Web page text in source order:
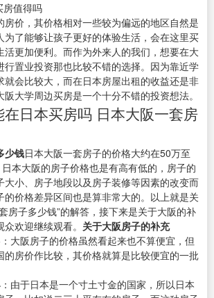
房值得吗
房价，其价格相对一些较为偏远的地区自然是
为了能够让孩子更好的体验生活，会在这里买
活更加便利。而作为外来人的我们，想要在大
行置业投资那也比较不错的选择。因为靠近学
就会比较大，而在日本房屋出租的收益还是非
大学周边买房是一个十分不错的投资想法。
日本买房吗 日本大阪一套房
少钱日本大阪一套房子的价格大约在50万至
本大阪的房子价格也是有高有低的，房子的
大小、房子地段以及房子装修等因素的改变而
的价格差异区间也是算非常大的。以上就是关
房子多少钱”的解答，接下来是关于大阪的补
欢迎继续观看。 关于大阪房子的补充
大阪房子的价格虽然看起来也不算便宜，但
的房价作比较，其价格就算是比较便宜的一批
由于日本是一个寸土寸金的国家，所以日本